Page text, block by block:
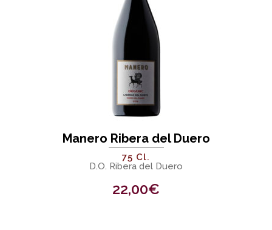
Manero Ribera del Duero
75 Cl.
D.O. Ribera del Duero
22,00€